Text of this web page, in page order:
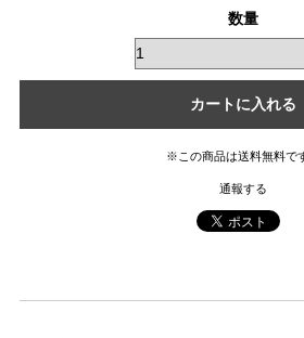
数量
カートに入れる
※この商品は送料無料で
通報する